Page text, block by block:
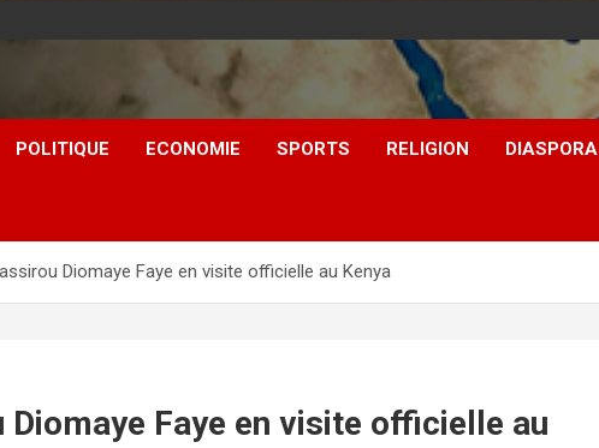
POLITIQUE ECONOMIE SPORTS RELIGION DIASPORA
Diomaye Faye en visite officielle au Kenya
Faye en visite officielle au